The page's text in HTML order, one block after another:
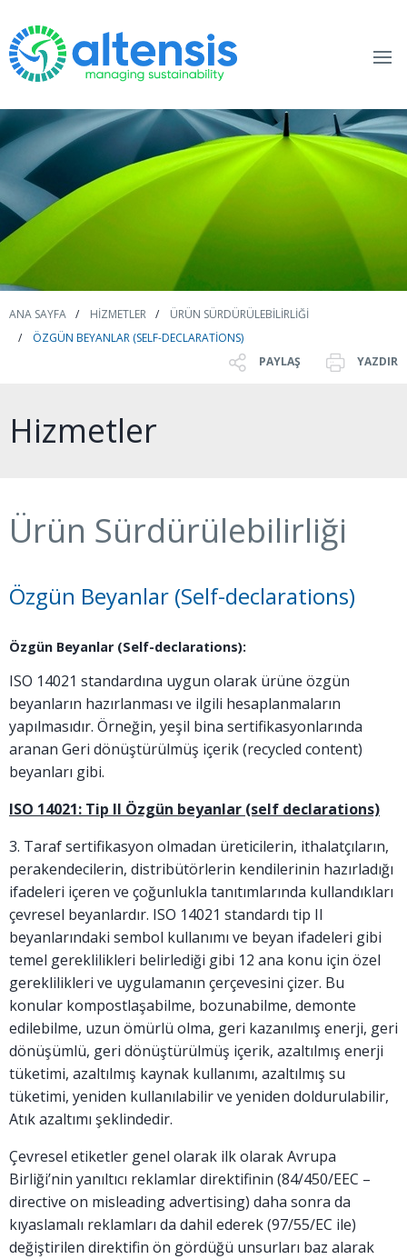
ANA SAYFA HIZMETLER
ÜRÜN SÜRDÜRÜLEBILIRLIĞI
ÖZGÜN BEYANLAR (SELF-DECLARATIONS)
PAYLAŞ
YAZDIR
Hizmetler
Ürün Sürdürülebilirliği
Özgün Beyanlar (Self-declarations)
Özgün Beyanlar (Self-declarations):
ISO 14021 standardına uygun olarak ürüne özgün
beyanların hazırlanması ve ilgili hesaplanmaların
yapılmasıdır. Örneğin, yeşil bina sertifikasyonlarında
aranan Geri dönüştürülmüş içerik (recycled content)
beyanları gibi.
ISO 14021: Tip II Özgün beyanlar (self declarations)
3. Taraf sertifikasyon olmadan üreticilerin, ithalatçıların,
perakendecilerin, distribütörlerin kendilerinin hazırladığı
ifadeleri içeren ve çoğunlukla tanıtımlarında kullandıkları
çevresel beyanlardır. ISO 14021 standardı tip II
beyanlarındaki sembol kullanımı ve beyan ifadeleri gibi
temel gereklilikleri belirlediği gibi 12 ana konu için özel
gereklilikleri ve uygulamanın çerçevesini çizer. Bu
konular kompostlaşabilme, bozunabilme, demonte
edilebilme, uzun ömürlü olma, geri kazanılmış enerji, geri
dönüşümlü, geri dönüştürülmüş içerik, azaltılmış enerji
tüketimi, azaltılmış kaynak kullanımı, azaltılmış su
tüketimi, yeniden kullanılabilir ve yeniden doldurulabilir,
Atık azaltımı şeklindedir.
Çevresel etiketler genel olarak ilk olarak Avrupa
Birliği’nin yanıltıcı reklamlar direktifinin (84/450/EEC –
directive on misleading advertising) daha sonra da
kıyaslamalı reklamları da dahil ederek (97/55/EC ile)
değiştirilen direktifin ön gördüğü unsurları baz alarak